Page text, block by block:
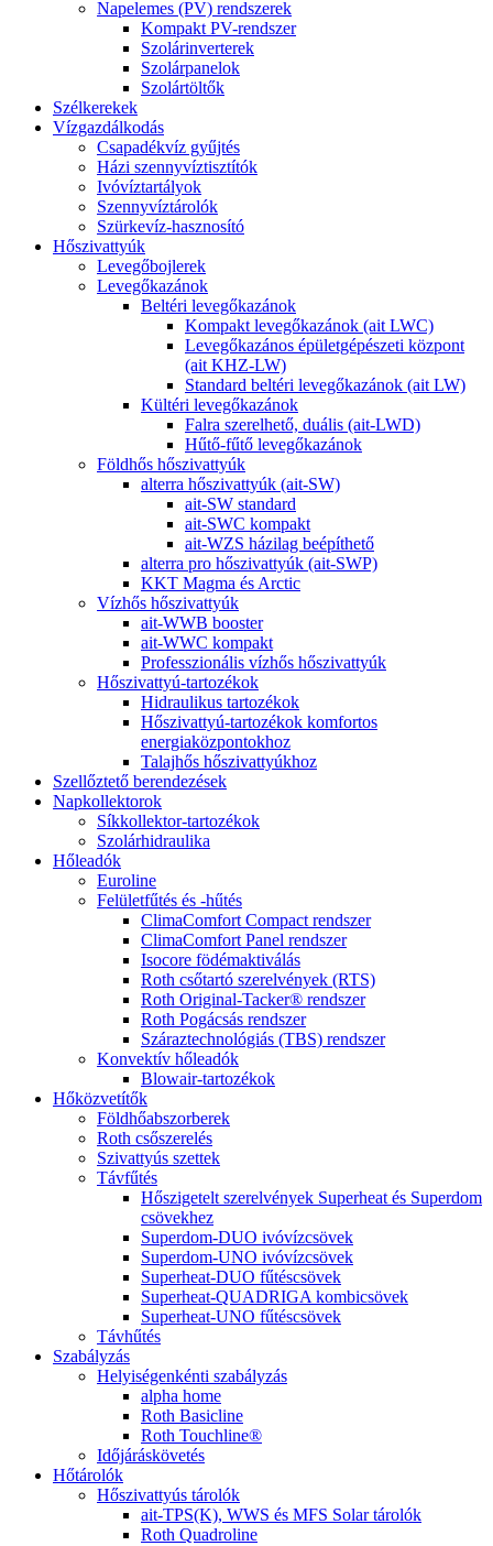
Napelemes (PV) rendszerek
Kompakt PV-rendszer
Szolárinverterek
Szolárpanelok
Szolártöltők
Szélkerekek
Vízgazdálkodás
Csapadékvíz gyűjtés
Házi szennyvíztisztítók
Ivóvíztartályok
Szennyvíztárolók
Szürkevíz-hasznosító
Hőszivattyúk
Levegőbojlerek
Levegőkazánok
Beltéri levegőkazánok
Kompakt levegőkazánok (ait LWC)
Levegőkazános épületgépészeti központ
(ait KHZ-LW)
Standard beltéri levegőkazánok (ait LW)
Kültéri levegőkazánok
Falra szerelhető, duális (ait-LWD)
Hűtő-fűtő levegőkazánok
Földhős hőszivattyúk
alterra hőszivattyúk (ait-SW)
ait-SW standard
ait-SWC kompakt
ait-WZS házilag beépíthető
alterra pro hőszivattyúk (ait-SWP)
KKT Magma és Arctic
Vízhős hőszivattyúk
ait-WWB booster
ait-WWC kompakt
Professzionális vízhős hőszivattyúk
Hőszivattyú-tartozékok
Hidraulikus tartozékok
Hőszivattyú-tartozékok komfortos
energiaközpontokhoz
Talajhős hőszivattyúkhoz
Szellőztető berendezések
Napkollektorok
Síkkollektor-tartozékok
Szolárhidraulika
Hőleadók
Euroline
Felületfűtés és -hűtés
ClimaComfort Compact rendszer
ClimaComfort Panel rendszer
Isocore födémaktiválás
Roth csőtartó szerelvények (RTS)
Roth Original-Tacker® rendszer
Roth Pogácsás rendszer
Száraztechnológiás (TBS) rendszer
Konvektív hőleadók
Blowair-tartozékok
Hőközvetítők
Földhőabszorberek
Roth csőszerelés
Szivattyús szettek
Távfűtés
Hőszigetelt szerelvények Superheat és Superdom
csövekhez
Superdom-DUO ivóvízcsövek
Superdom-UNO ivóvízcsövek
Superheat-DUO fűtéscsövek
Superheat-QUADRIGA kombicsövek
Superheat-UNO fűtéscsövek
Távhűtés
Szabályzás
Helyiségenkénti szabályzás
alpha home
Roth Basicline
Roth Touchline®
Időjáráskövetés
Hőtárolók
Hőszivattyús tárolók
ait-TPS(K), WWS és MFS Solar tárolók
Roth Quadroline